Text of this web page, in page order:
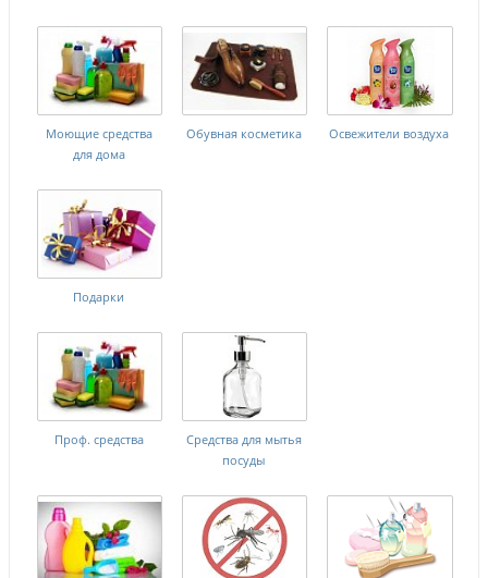
Моющие средства
для дома
Обувная косметика Освежители воздуха
Подарки
Проф. средства
Средства для мытья
посуды